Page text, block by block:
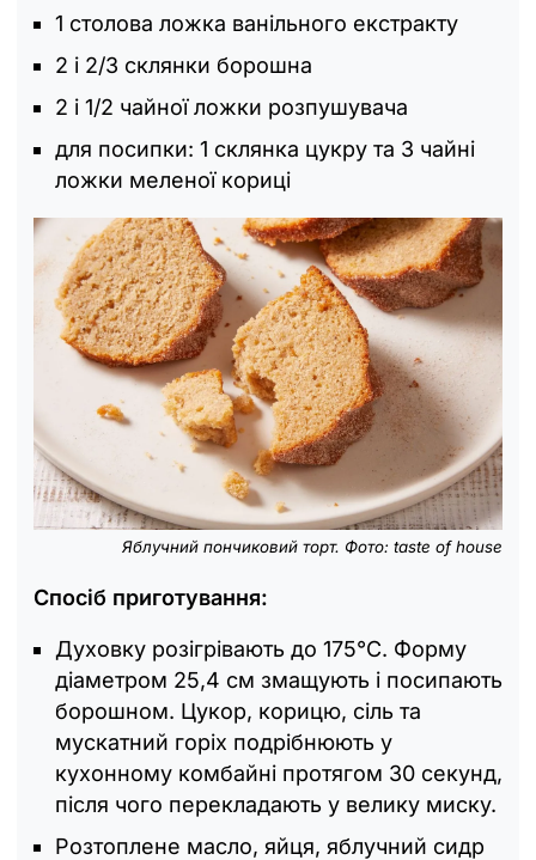
1 столова ложка ванільного екстракту
2 і 2/3 склянки борошна
2 і 1/2 чайної ложки розпушувача
для посипки: 1 склянка цукру та 3 чайні
ложки меленої кориці
Яблучний пончиковий торт. Фото: taste of house
Спосіб приготування:
Духовку розігрівають до 175°C. Форму
діаметром 25,4 см змащують і посипають
борошном. Цукор, корицю, сіль та
мускатний горіх подрібнюють у
кухонному комбайні протягом 30 секунд,
після чого перекладають у велику миску.
Розтоплене масло, яйця, яблучний сидр